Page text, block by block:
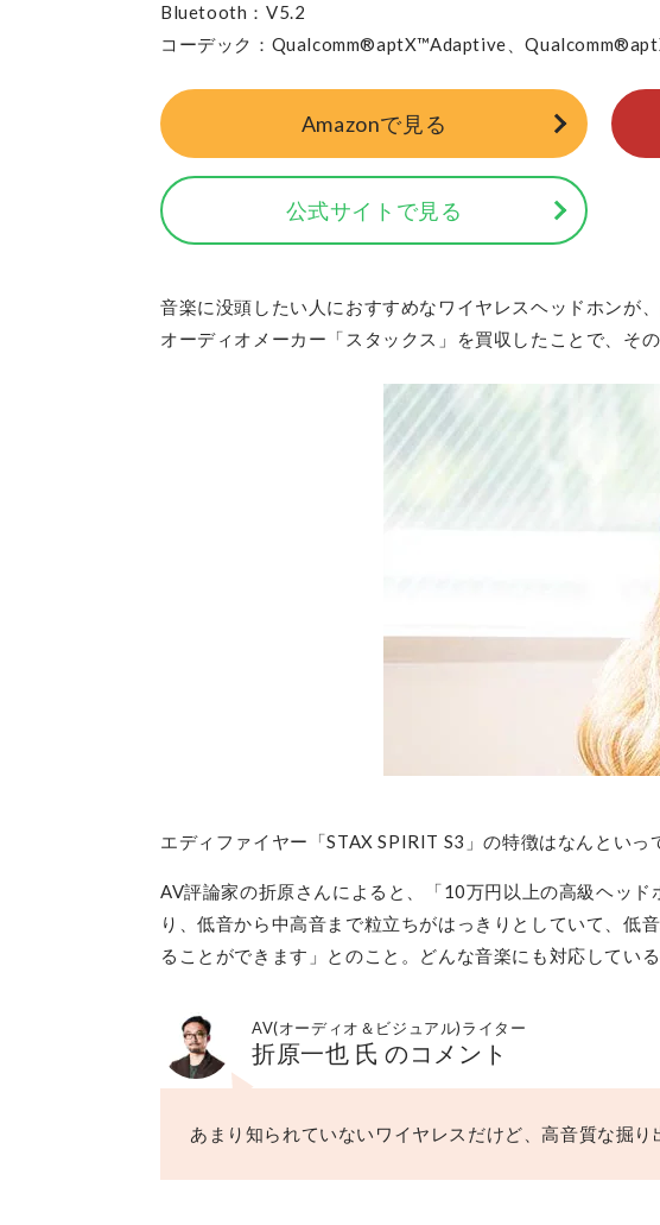
Bluetooth：V5.2
コーデック：Qualcomm®aptX™Adaptive、
Amazonで見る
公式サイトで見る
音楽に没頭したい人におすすめなワイヤレスヘッドホンが、
オーディオメーカー「スタックス」を買収したことで、そ
エディファイヤー「STAX SPIRIT S3」の特徴はなんといっ
AV評論家の折原さんによると、「10万円以上の高級ヘッ
り、低音から中高音まで粒立ちがはっきりとしていて、低
ることができます」とのこと。どんな音楽にも対応している
AV(オーディオ＆ビジュアル)ライター
折原一也 氏 のコメント
あまり知られていないワイヤレスだけど、高音質な掘り